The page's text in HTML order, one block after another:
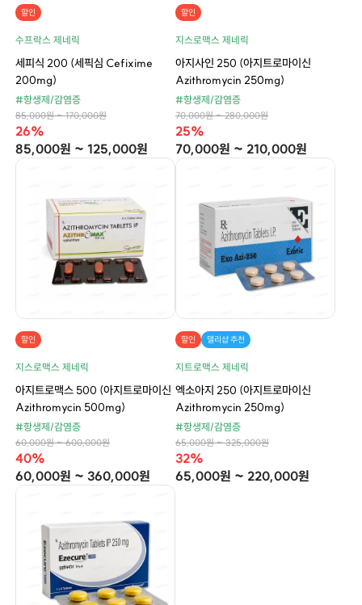
할인
수프락스 제네릭
세피식 200 (세픽심 Cefixime
200mg)
#항생제/감염증
85,000원 ~ 170,000원
26%
85,000원 ~ 125,000원
할인
지스로맥스 제네릭
아지사인 250 (아지트로마이신
Azithromycin 250mg)
#항생제/감염증
70,000원 ~ 280,000원
25%
70,000원 ~ 210,000원
할인
지스로맥스 제네릭
아지트로맥스 500 (아지트로마이신
Azithromycin 500mg)
#항생제/감염증
60,000원 ~ 600,000원
40%
60,000원 ~ 360,000원
할인 델리샵 추천
지트로맥스 제네릭
엑소아지 250 (아지트로마이신
Azithromycin 250mg)
#항생제/감염증
65,000원 ~ 325,000원
32%
65,000원 ~ 220,000원